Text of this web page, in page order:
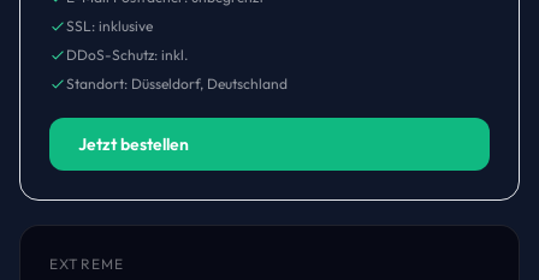
SSL: inklusive
DDoS-Schutz: inkl.
Standort: Düsseldorf, Deutschland
Jetzt bestellen
EXTREME